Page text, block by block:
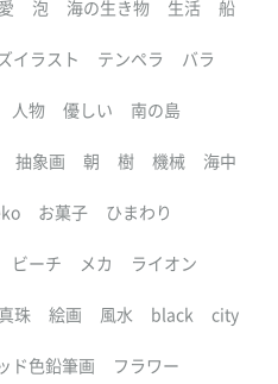
愛 泡 海の生き物 生活 船
イラスト テンペラ バラ
人物 優しい 南の島
抽象画 朝 樹 機械 海中
お菓子 ひまわり
ビーチ メカ ライオン
真珠 絵画 風水 black city
ド色鉛筆画 フラワー